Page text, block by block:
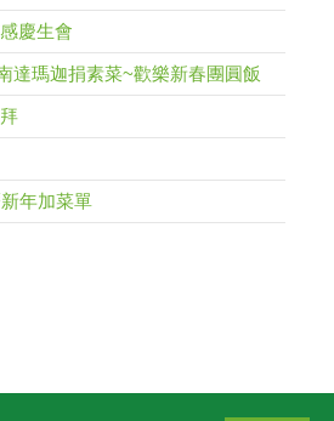
慶生會
達瑪迦捐素菜~歡樂新春團圓飯
年加菜單